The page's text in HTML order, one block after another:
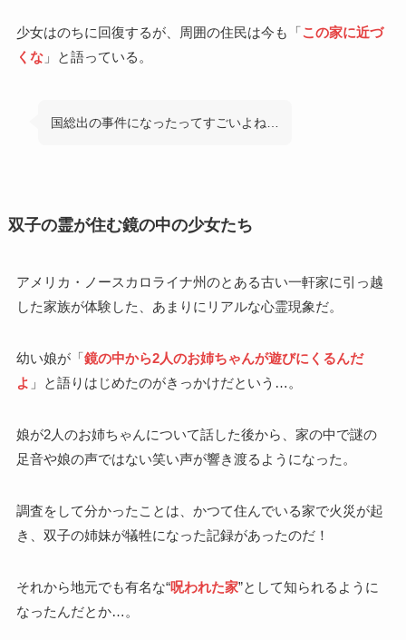
少女はのちに回復するが、周囲の住民は今も「この家に近づ
くな」と語っている。
国総出の事件になったってすごいよね…
双子の霊が住む鏡の中の少女たち
アメリカ・ノースカロライナ州のとある古い一軒家に引っ越
した家族が体験した、あまりにリアルな心霊現象だ。
幼い娘が「鏡の中から2人のお姉ちゃんが遊びにくるんだ
よ 」と語りはじめたのがきっかけだという…。
娘が2人のお姉ちゃんについて話した後から、家の中で謎の
足音や娘の声ではない笑い声が響き渡るようになった。
調査をして分かったことは、かつて住んでいる家で火災が起
き、双子の姉妹が犠牲になった記録があったのだ！
それから地元でも有名な“呪われた家”として知られるように
なったんだとか…。